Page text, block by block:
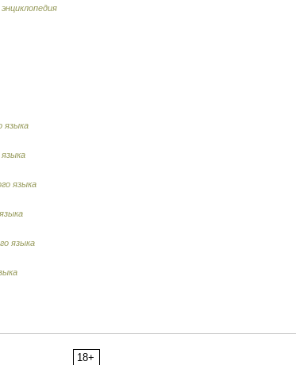
языка
языка
языка
18+